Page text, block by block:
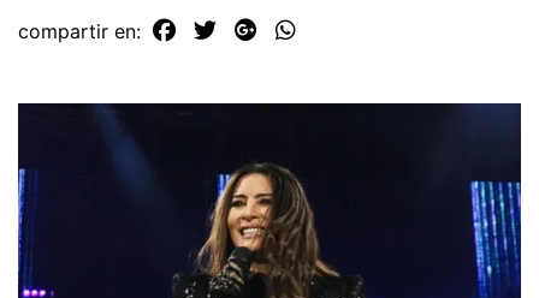
compartir en: